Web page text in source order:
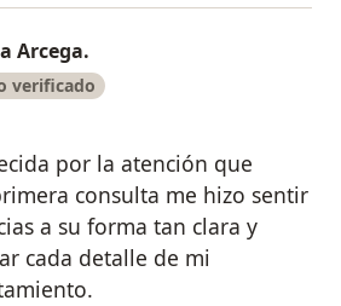
Arcega.
verificado
por la atención que
consulta me hizo sentir
a su forma tan clara y
cada detalle de mi